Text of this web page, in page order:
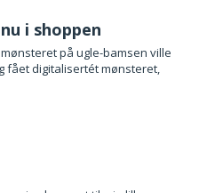
i shoppen
på ugle-bamsen ville
fået digitalisertét mønsteret,